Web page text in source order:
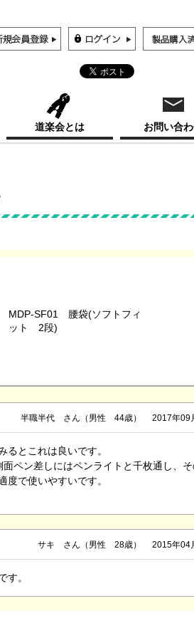
道楽会とは お問い合
MDP-SF01 腰袋(ソフトフィ
ット 2段)
半職半代 さん（男性 44歳） 2017年09
るとこれは良いです。
ペン差しにはペンライトと千枚通し、
度で使いやすいです。
サキ さん（男性 28歳） 2015年04
す。